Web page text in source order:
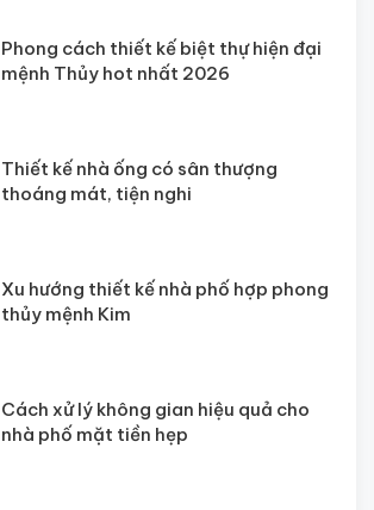
Phong cách thiết kế biệt thự hiện đại
mệnh Thủy hot nhất 2026
Thiết kế nhà ống có sân thượng
thoáng mát, tiện nghi
Xu hướng thiết kế nhà phố hợp phong
thủy mệnh Kim
Cách xử lý không gian hiệu quả cho
nhà phố mặt tiền hẹp